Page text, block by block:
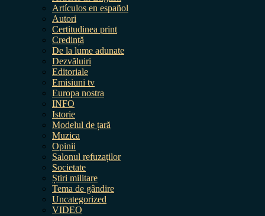
Artículos en español
Autori
Certitudinea print
Credință
De la lume adunate
Dezvăluiri
Editoriale
Emisiuni tv
Europa nostra
INFO
Istorie
Modelul de țară
Muzica
Opinii
Salonul refuzaților
Societate
Știri militare
Tema de gândire
Uncategorized
VIDEO